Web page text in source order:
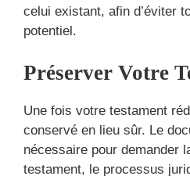
celui existant, afin d’éviter
potentiel.
Préserver Votre
Une fois votre testament
conservé en lieu sûr. Le
nécessaire pour demander
testament, le processus